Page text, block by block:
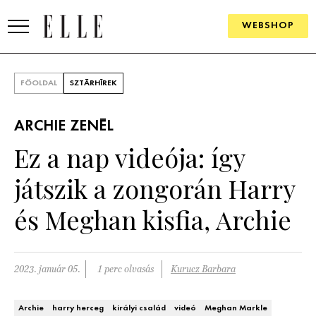
WEBSHOP
SZÉPSÉG
KULTÚRA
ÉLETMÓD
PÁRKAPCSOLAT
FŐOLDAL SZTÁRHÍREK
ARCHIE ZENÉL
Ez a nap videója: így
játszik a zongorán Harry
és Meghan kisfia, Archie
2023. január 05. 1 perc olvasás Kurucz Barbara
Archie harry herceg királyi család videó Meghan Markle